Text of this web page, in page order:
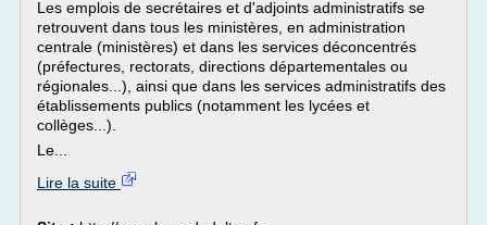
Les emplois de secrétaires et d'adjoints administratifs se
retrouvent dans tous les ministères, en administration
centrale (ministères) et dans les services déconcentrés
(préfectures, rectorats, directions départementales ou
régionales...), ainsi que dans les services administratifs des
établissements publics (notamment les lycées et
collèges...).
Le...
Lire la suite